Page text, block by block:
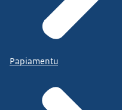
Papiamentu